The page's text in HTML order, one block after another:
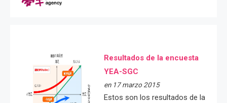
Resultados de la encuesta
YEA-SGC
en 17 marzo 2015
Estos son los resultados de la